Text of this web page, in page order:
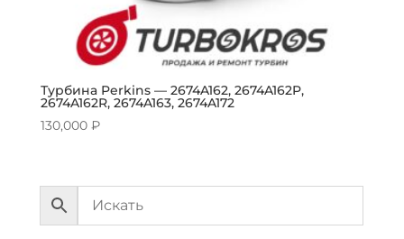
Турбина Perkins — 2674A162, 2674A162P,
2674A162R, 2674A163, 2674A172
130,000 ₽